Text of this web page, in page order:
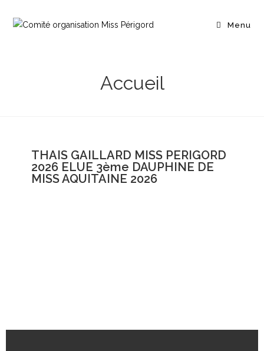
Menu
Accueil
THAIS GAILLARD MISS PERIGORD
2026 ELUE 3ème DAUPHINE DE
MISS AQUITAINE 2026